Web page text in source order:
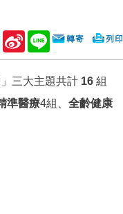
TwitterSina
Weibo
Line
三大主題共計 16 組
準醫療4組、 全齡健康